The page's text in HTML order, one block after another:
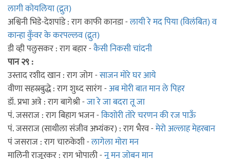
लागी कोयलिया (द्रुत)
अश्विनी भिडे-देशपांडे : राग काफी कानडा -लायी रे मद पिया (विलंबित) व
कान्हा कुँवर के करपल्लव (द्रुत)
डी व्ही पलुसकर : राग बहार -कैसी निकसी चांदनी
पान २९ :
उस्ताद रशीद खान : राग जोग -साजन मोरे घर आये
वीणा सहस्रबुद्धे : राग शुध्द सारंग -अब मोरी बात मान ले पिहर
डॉ. प्रभा अत्रे : राग बागेश्री -जा रे जा बदरा तू जा
पं. जसराज : राग बिहाग भजन -किशोरी तोरे चरणन की रज पाऊँ
पं. जसराज (साथीला संजीव अभ्यंकर) : राग भैरव -मेरो अल्लाह मेहरबान
पं जसराज : राग चारुकेशी -लागेला मोरा मन
मालिनी राजूरकर : राग भोपाली -नू मन जोबन मान